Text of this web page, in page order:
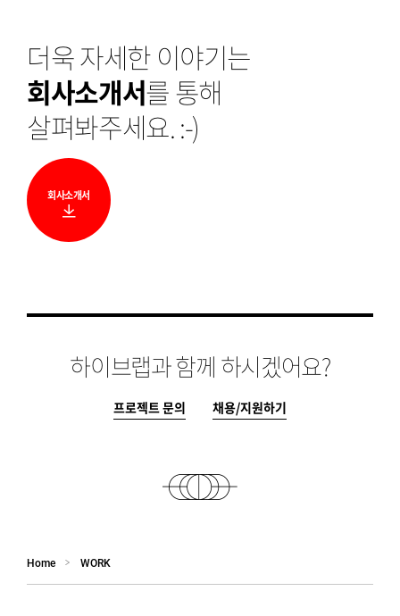
더욱 자세한 이야기는
회사소개서를 통해
살펴봐주세요. :-)
회사소개서
다
운
로
하이브랩과 함께 하시겠어요?
프로젝트 문의 채용/지원하기
Home WORK